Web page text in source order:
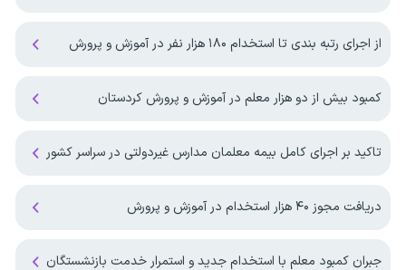
از اجرای رتبه بندی تا استخدام ۱۸۰ هزار نفر در آموزش و پرورش
کمبود بیش از دو هزار معلم در آموزش و پرورش کردستان
تاکید بر اجرای کامل بیمه معلمان مدارس غیردولتی در سراسر کشور
دریافت مجوز ۴۰ هزار استخدام در آموزش و پرورش
جبران کمبود معلم با استخدام جدید و استمرار خدمت بازنشستگان